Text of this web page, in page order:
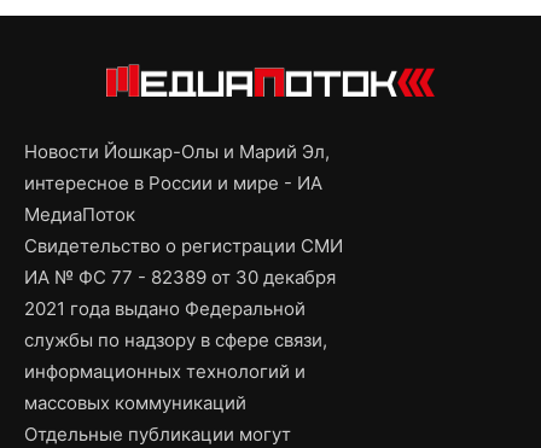
Новости Йошкар-Олы и Марий Эл,
интересное в России и мире - ИА
МедиаПоток
Свидетельство о регистрации СМИ
ИА № ФС 77 - 82389 от 30 декабря
2021 года выдано Федеральной
службы по надзору в сфере связи,
информационных технологий и
массовых коммуникаций
Отдельные публикации могут